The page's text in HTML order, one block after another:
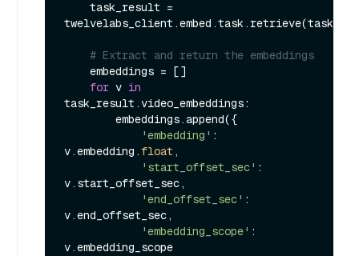
twelvelabs_client.embed.task.retrieve(task.
# Extract and return the embeddings
for v in
task_result.video_embeddings:
'embedding' :
v.embedding.float ,
'start_offset_sec' :
v.start_offset_sec,
'end_offset_sec' :
v.end_offset_sec,
'embedding_scope' :
v.embedding_scope